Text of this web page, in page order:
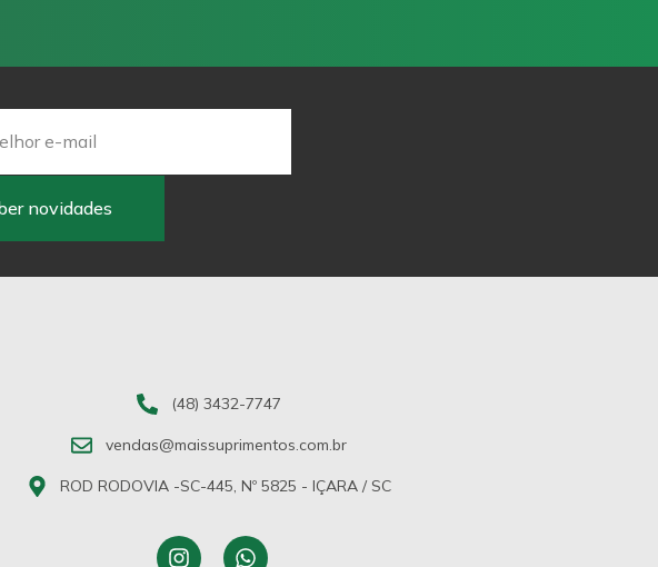
novidades
(48) 3432-7747
vendas@maissuprimentos.com.br
ROD RODOVIA -SC-445, Nº 5825 - IÇARA / SC